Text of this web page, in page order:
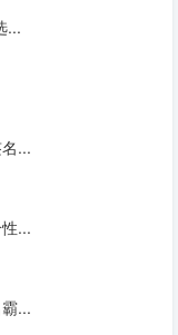
...
...
...
...